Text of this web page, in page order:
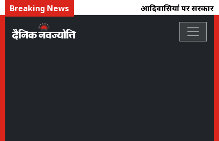
Breaking News आदिवासियोंं पर सरकार तो